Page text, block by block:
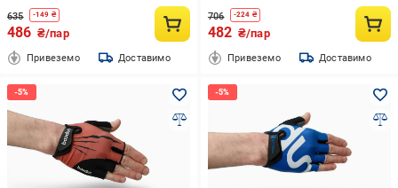
635 -149 ₴
486 ₴/пар
Привеземо Доставимо
706 -224 ₴
482 ₴/пар
Привеземо Доставимо